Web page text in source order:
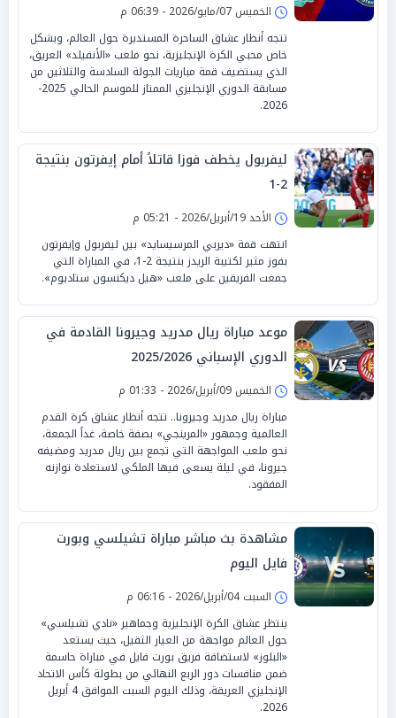
الخميس 07/مايو/2026 - 06:39 م
تتجه أنظار عشاق الساحرة المستديرة حول العالم، وبشكل
خاص محبي الكرة الإنجليزية، نحو ملعب «الأنفيلد» العريق،
الذي يستضيف قمة مباريات الجولة السادسة والثلاثين من
مسابقة الدوري الإنجليزي الممتاز للموسم الحالي 2025-
2026.
ليفربول يخطف فوزا قاتلاً أمام إيفرتون بنتيجة
2-1
الأحد 19/أبريل/2026 - 05:21 م
انتهت قمة «ديربي المرسيسايد» بين ليفربول وإيفرتون
بفوز مثير لكتيبة الريدز بنتيجة 2-1، في المباراة التي
جمعت الفريقين على ملعب «هيل ديكنسون ستاديوم».
موعد مباراة ريال مدريد وجيرونا القادمة في
الدوري الإسباني 2025/2026
الخميس 09/أبريل/2026 - 01:33 م
مباراة ريال مدريد وجيرونا.. تتجه أنظار عشاق كرة القدم
العالمية وجمهور «المرينجي» بصفة خاصة، غداً الجمعة،
نحو ملعب المواجهة التي تجمع بين ريال مدريد ومضيفه
جيرونا، في ليلة يسعى فيها الملكي لاستعادة توازنه
المفقود.
مشاهدة بث مباشر مباراة تشيلسي وبورت
فايل اليوم
السبت 04/أبريل/2026 - 06:16 م
ينتظر عشاق الكرة الإنجليزية وجماهير «نادي تشيلسي»
حول العالم مواجهة من العيار الثقيل، حيث يستعد
«البلوز» لاستضافة فريق بورت فايل في مباراة حاسمة
ضمن منافسات دور الربع النهائي من بطولة كأس الاتحاد
الإنجليزي العريقة، وذلك اليوم السبت الموافق 4 أبريل
2026.